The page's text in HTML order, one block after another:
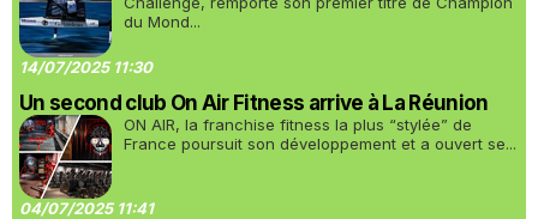
du Mond...
14/07/2025 11:30
Un second club On Air Fitness arrive à La Réunion
ON AIR, la franchise fitness la plus “stylée” de
France poursuit son développement et a ouvert se...
04/07/2025 11:41